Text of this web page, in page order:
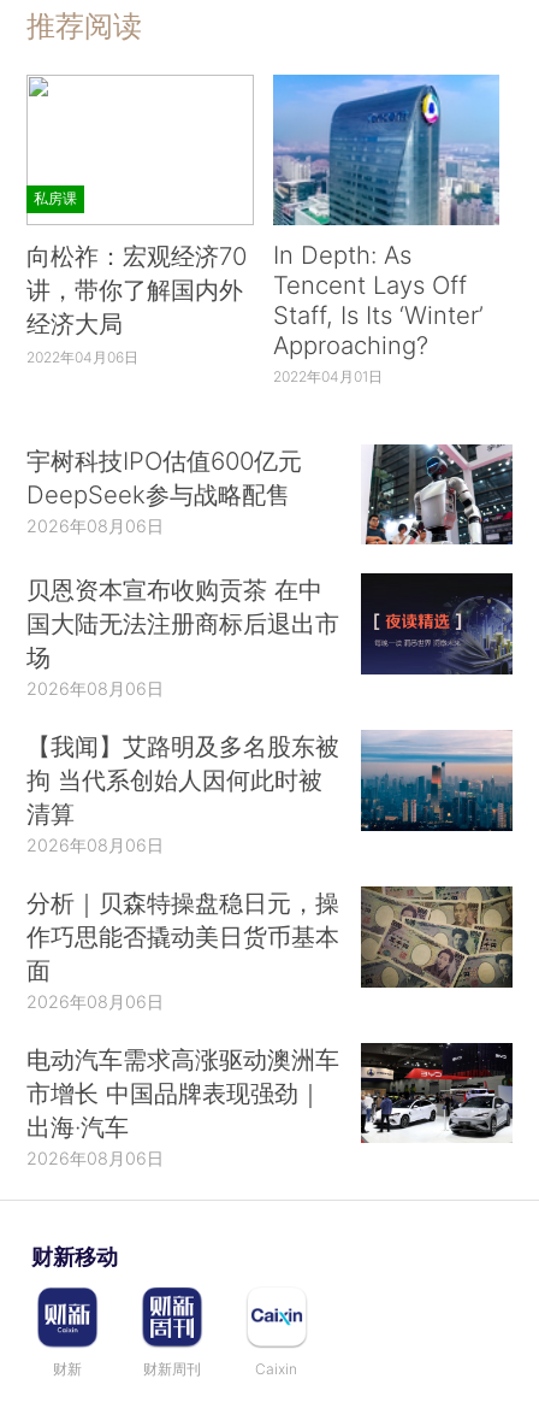
推荐阅读
私房课
向松祚：宏观经济70
讲，带你了解国内外
经济大局
2022年04月06日
In Depth: As
Tencent Lays Off
Staff, Is Its ‘Winter’
Approaching?
2022年04月01日
宇树科技IPO估值600亿元
DeepSeek参与战略配售
2026年08月06日
贝恩资本宣布收购贡茶 在中
国大陆无法注册商标后退出市
场
2026年08月06日
【我闻】艾路明及多名股东被
拘 当代系创始人因何此时被
清算
2026年08月06日
分析｜贝森特操盘稳日元，操
作巧思能否撬动美日货币基本
面
2026年08月06日
电动汽车需求高涨驱动澳洲车
市增长 中国品牌表现强劲｜
出海·汽车
2026年08月06日
财新移动
财新 财新周刊 Caixin